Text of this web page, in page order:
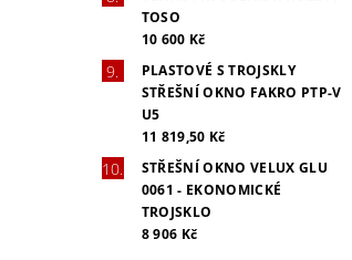
TOSO
10 600 Kč
PLASTOVÉ S TROJSKLY
STŘEŠNÍ OKNO FAKRO PTP-V
U5
11 819,50 Kč
STŘEŠNÍ OKNO VELUX GLU
0061 - EKONOMICKÉ
TROJSKLO
8 906 Kč